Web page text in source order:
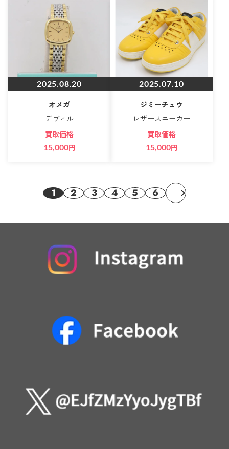
2025.08.20
オメガ
デヴィル
買取価格
15,000円
2025.07.10
ジミーチュウ
レザースニーカー
買取価格
15,000円
1 2 3 4 5 6